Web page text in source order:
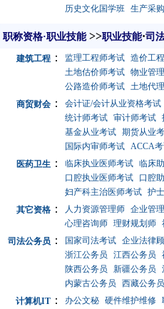
历史文化国学班 生产采
职称资格·职业技能>>职业技能·司
建筑工程 ： 监理工程师考试 造价工
土地估价师考试 物业管
公路造价师考试 土地代
商贸财会 ： 会计证/会计从业资格考试
统计师考试 审计师考试
基金从业考试 期货从业
国际内审师考试 ACCA
医药卫生 ： 临床执业医师考试 临床
口腔执业医师考试
口腔
妇产科主治医师考试 护
其它资格 ： 人力资源管理师 企业管
心理咨询师 理财规划师
司法公务员 ： 国家司法考试 企业法律
浙江公务员
江西公务员
陕西公务员
新疆公务员
内蒙古公务员
西藏公务员
计算机IT ： 办公文秘 硬件维护维修